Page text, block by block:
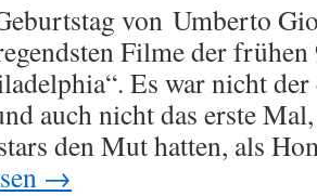
von Umberto
Filme der
Es war nicht
auch nicht das erste
den Mut hatten, als
→